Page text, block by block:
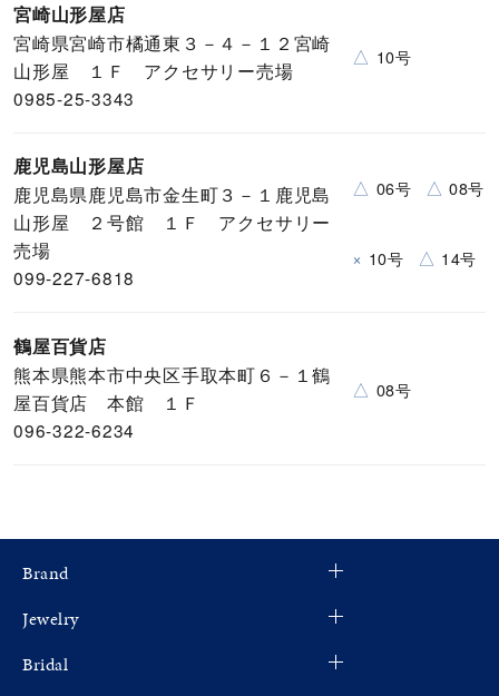
宮崎山形屋店
宮崎県宮崎市橘通東３－４－１２宮崎
山形屋 １Ｆ アクセサリー売場
0985-25-3343
△ 10号
鹿児島山形屋店
鹿児島県鹿児島市金生町３－１鹿児島
山形屋 ２号館 １Ｆ アクセサリー
売場
099-227-6818
△ 06号 △ 08号
× 10号 △ 14号
鶴屋百貨店
熊本県熊本市中央区手取本町６－１鶴
屋百貨店 本館 １Ｆ
096-322-6234
△ 08号
Brand
Jewelry
Bridal